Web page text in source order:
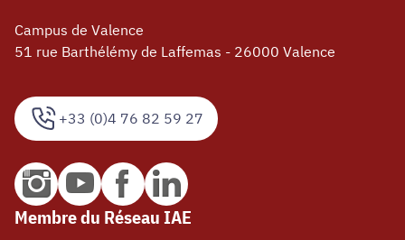
+33 (0)4 76 82 59 27
Campus de Valence
51 rue Barthélémy de Laffemas - 26000 Valence
Membre du Réseau IAE